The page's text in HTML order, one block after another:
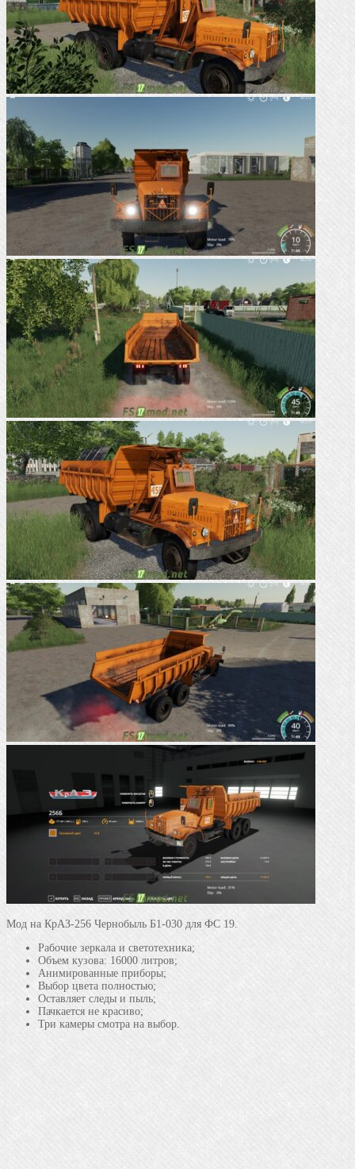
Мод на КрАЗ-256 Чернобыль Б1-030 для ФС 19.
Рабочие зеркала и светотехника;
Объем кузова: 16000 литров;
Анимированные приборы;
Выбор цвета полностью;
Оставляет следы и пыль;
Пачкается не красиво;
Три камеры смотра на выбор.